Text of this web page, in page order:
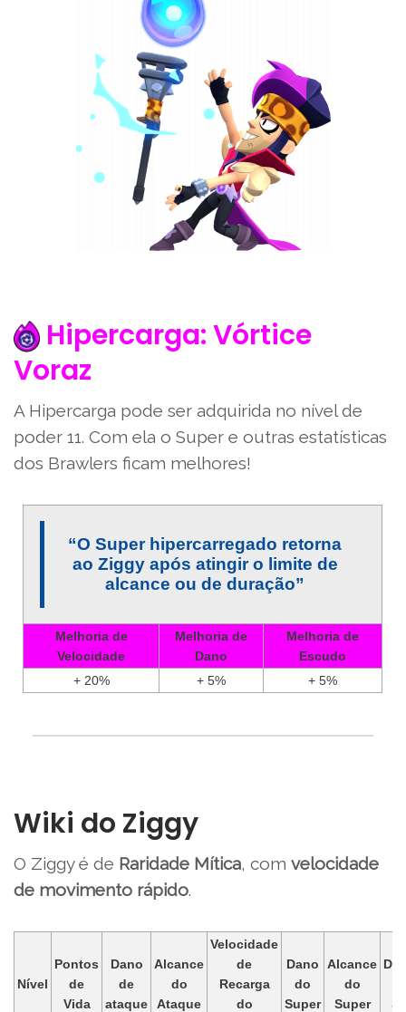
Hipercarga: Vórtice
Voraz
A Hipercarga pode ser adquirida no nível de
poder 11. Com ela o Super e outras estatísticas
dos Brawlers ficam melhores!
“O Super hipercarregado retorna
ao Ziggy após atingir o limite de
alcance ou de duração”
Melhoria de
Velocidade
Melhoria de
Dano
Melhoria de
Escudo
+ 20%
+ 5% + 5%
Wiki do Ziggy
O Ziggy é de Raridade Mítica, com velocidade
de movimento rápido.
Nível
Pontos
de
Vida
Dano
de
ataque
Alcance
do
Ataque
Velocidade
de
Recarga
do
Dano
do
Super
Alcance
do
Super